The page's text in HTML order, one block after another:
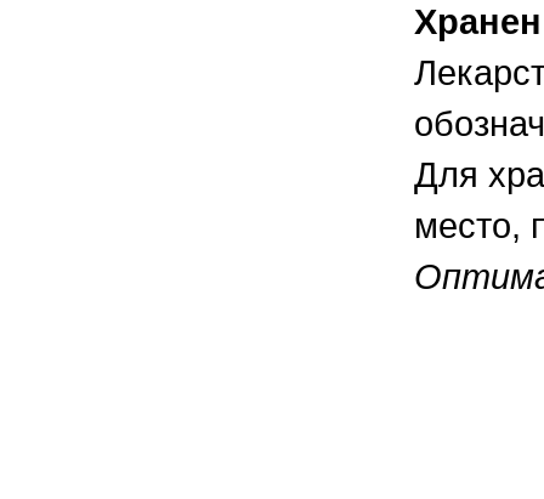
Для
место,